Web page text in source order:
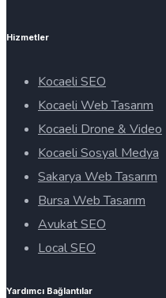
Hizmetler
Kocaeli SEO
Kocaeli Web Tasarım
Kocaeli Drone & Video
Kocaeli Sosyal Medya
Sakarya Web Tasarım
Bursa Web Tasarım
Avukat SEO
Local SEO
Yardımcı Bağlantılar